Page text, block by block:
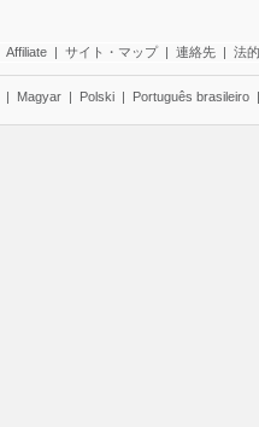
Affiliate | サイト・マップ | 連絡先 | 法
| Magyar | Polski | Português brasileiro